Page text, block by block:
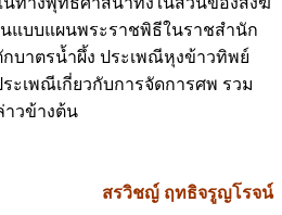
ธรรมยุติกนิกายแล้ว ยังได้นำ
ทางพุทธศาสนาทั้งในส่วนของสงฆ์
แบบแผนพระราชพิธีในราชสำนัก
บาตรน้ำผึ้ง ประเพณีหุงข้าวทิพย์
เพณีเกี่ยวกับการจัดการศพ รวม